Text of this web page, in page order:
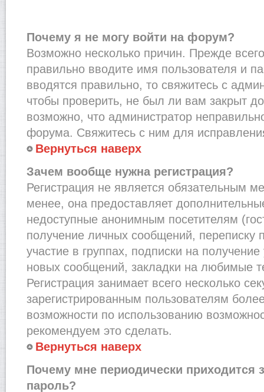
Почему я не могу войти на форум?
Возможно несколько причин. Прежде
правильно вводите имя пользователя и
вводятся правильно, то свяжитесь с
чтобы проверить, не был ли вам закрыт
возможно, что администратор
форума. Свяжитесь с ним для
Вернуться наверх
Зачем вообще нужна регистрация?
Регистрация не является обязательным
менее, она предоставляет
недоступные анонимным посетителям
получение личных сообщений, переписку
участие в группах, подписки на
новых сообщений, закладки на любимые
Регистрация занимает всего несколько
зарегистрированным пользователям
возможности по использованию
рекомендуем это сделать.
Вернуться наверх
Почему мне периодически приходится
пароль?